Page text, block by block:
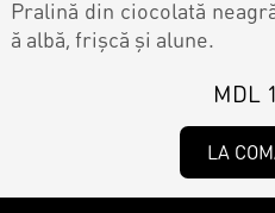
Personalized
Pralină din ciocolată
ă albă, frișcă și alune.
MDL
LA